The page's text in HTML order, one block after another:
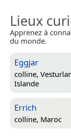
Lieux
Apprenez à
du monde.
Eggjar
colline,
Islande
Errich
colline, Maroc